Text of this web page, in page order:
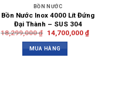
BỒN NƯỚC
Bồn Nước Inox 4000 Lít Đứng
Đại Thành – SUS 304
18,299,000₫ 14,700,000 ₫
MUA HÀNG